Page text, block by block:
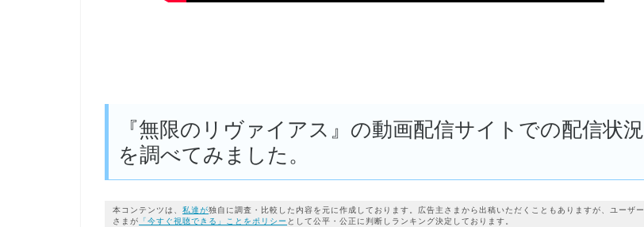
『無限のリヴァイアス』の動画配信サイトでの配信状況
を調べてみました。
本コンテンツは、私達が独自に調査・比較した内容を元に作成しております。広告主さまから出稿いただくこともありますが、ユーザー
さまが 「今すぐ視聴できる」ことをポリシー として公平・公正に判断しランキング決定しております。